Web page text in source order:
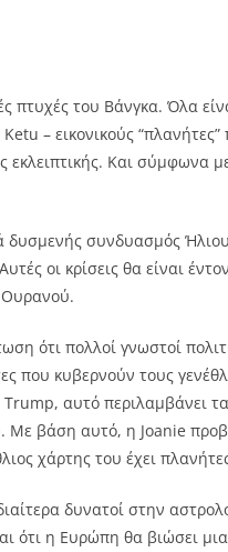
πτυχές του Βάνγκα. Όλα
– εικονικούς
εκλειπτικής. Και σύμφωνα
συνδυασμός
οι κρίσεις θα είναι
Ουρανού.
ότι πολλοί γνωστοί
που κυβερνούν τους
αυτό περιλαμβάνει
Με βάση αυτό, η Joanie
χάρτης του έχει
δυνατοί στην
ότι η Ευρώπη θα βιώσει